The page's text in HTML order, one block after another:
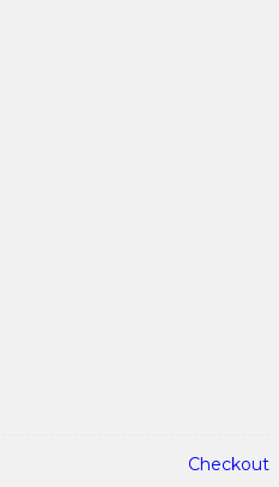
Checkout